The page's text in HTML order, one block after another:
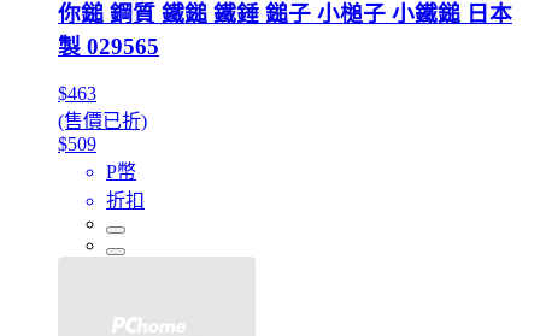
你鎚 鋼質 鐵鎚 鐵錘 鎚子 小槌子 小鐵鎚 日本
製 029565
$463
(售價已折)
$509
P幣
折扣